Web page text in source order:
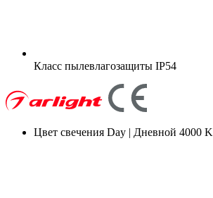
Класс пылевлагозащиты IP54
Цвет свечения Day | Дневной 4000 K